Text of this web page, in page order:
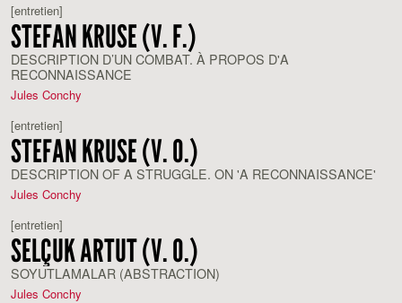
[entretien]
STEFAN KRUSE (V. F.)
DESCRIPTION D’UN COMBAT. À PROPOS D'A
RECONNAISSANCE
Jules Conchy
[entretien]
STEFAN KRUSE (V. O.)
DESCRIPTION OF A STRUGGLE. ON 'A RECONNAISSANCE'
Jules Conchy
[entretien]
SELÇUK ARTUT (V. O.)
SOYUTLAMALAR (ABSTRACTION)
Jules Conchy